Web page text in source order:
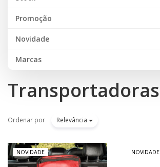
Promoção
Novidade
Marcas
Transportadoras
Ordenar por Relevância
NOVIDADE NOVIDADE